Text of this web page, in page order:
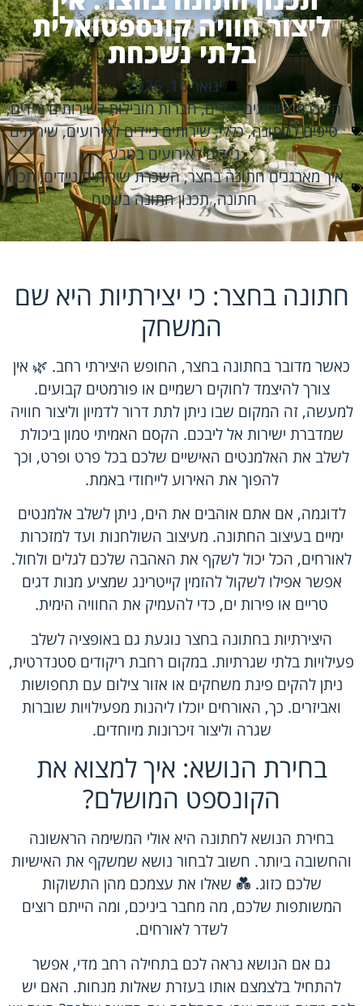
ליצור חוויה קונספטואלית
בלתי נשכחת
ינואר 16, 2026
השכרת שירותים ניידים,חברות מובילות לשירותים ניידים,
טיפים לחתונה,כללי,שירותים ניידים לאירועים,שירותים
ניידים לאירועים בטבע
איך מארגנים חתונה בחצר,השכרת שירותים ניידים,תכנון
חתונה,תכנון חתונה בשטח
חתונה בחצר: כי יצירתיות היא שם
המשחק
כאשר מדובר בחתונה בחצר, החופש היצירתי רחב. 🌿 אין
צורך להיצמד לחוקים רשמיים או פורמטים קבועים.
למעשה, זה המקום שבו ניתן לתת דרור לדמיון וליצור חוויה
שמדברת ישירות אל ליבכם. הקסם האמיתי טמון ביכולת
לשלב את האלמנטים האישיים שלכם בכל פרט ופרט, וכך
להפוך את האירוע לייחודי באמת.
לדוגמה, אם אתם אוהבים את הים, ניתן לשלב אלמנטים
ימיים בעיצוב החתונה. מעיצוב השולחנות ועד למזכרות
לאורחים, הכל יכול לשקף את האהבה שלכם לגלים ולחול.
אפשר אפילו לשקול להזמין קייטרינג שמציע מנות דגים
טריים או פירות ים, כדי להעמיק את החוויה הימית.
היצירתיות בחתונה בחצר נוגעת גם באופציה לשלב
פעילויות בלתי שגרתיות. במקום רחבת ריקודים סטנדרטית,
ניתן להקים פינת משחקים או אזור צילום עם תחפושות
ואביזרים. כך, האורחים יוכלו ליהנות מפעילויות שוברות
שגרה וליצור זיכרונות מיוחדים.
בחירת הנושא: איך למצוא את
הקונספט המושלם?
בחירת הנושא לחתונה היא אולי המשימה הראשונה
והחשובה ביותר. חשוב לבחור נושא שמשקף את האישיות
שלכם כזוג. 💑 שאלו את עצמכם מהן התשוקות
המשותפות שלכם, מה מחבר ביניכם, ומה הייתם רוצים
לשדר לאורחים.
גם אם הנושא נראה לכם בתחילה רחב מדי, אפשר
להתחיל בלצמצם אותו בעזרת שאלות מנחות. האם יש